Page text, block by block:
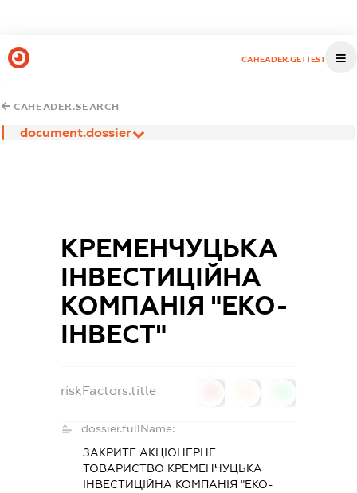
CAHEADER.GETTEST
CAHEADER.SEARCH
document.dossier
КРЕМЕНЧУЦЬКА
ІНВЕСТИЦІЙНА
КОМПАНІЯ "ЕКО-
ІНВЕСТ"
riskFactors.title
dossier.fullName:
ЗАКРИТЕ АКЦІОНЕРНЕ
ТОВАРИСТВО КРЕМЕНЧУЦЬКА
ІНВЕСТИЦІЙНА КОМПАНІЯ "ЕКО-